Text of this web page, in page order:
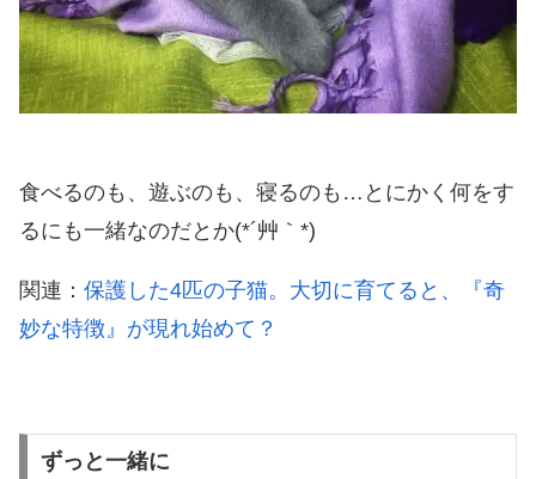
食べるのも、遊ぶのも、寝るのも…とにかく何をす
るにも一緒なのだとか(*´艸｀*)
関連： 保護した4匹の子猫。大切に育てると、『奇
妙な特徴』が現れ始めて？
ずっと一緒に